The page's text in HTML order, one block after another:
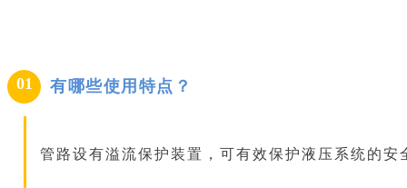
01 有哪些使用特点？
管路设有溢流保护装置，可有效保护液压系统的安